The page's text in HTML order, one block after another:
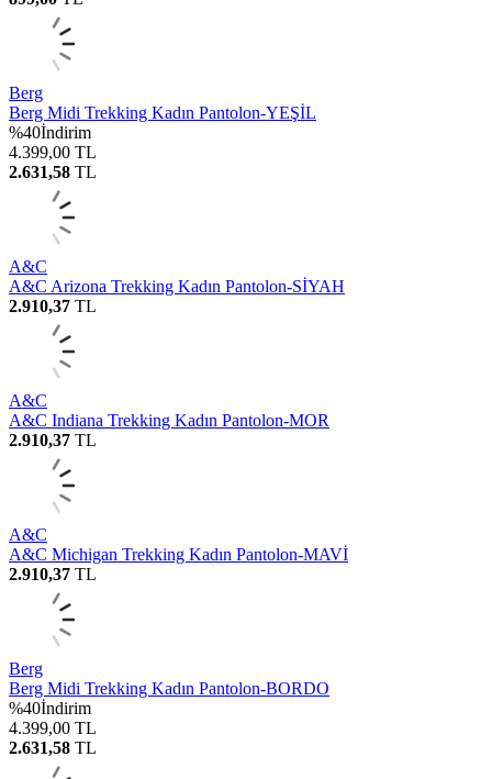
Berg
Berg Midi Trekking Kadın Pantolon-YEŞİL
%40İndirim
4.399,00 TL
2.631,58 TL
A&C
A&C Arizona Trekking Kadın Pantolon-SİYAH
2.910,37 TL
A&C
A&C Indiana Trekking Kadın Pantolon-MOR
2.910,37 TL
A&C
A&C Michigan Trekking Kadın Pantolon-MAVİ
2.910,37 TL
Berg
Berg Midi Trekking Kadın Pantolon-BORDO
%40İndirim
4.399,00 TL
2.631,58 TL